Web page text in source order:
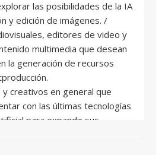
las posibilidades de la IA
y edición de imágenes. /
editores de video y
multimedia que desean
la generación de recursos
creativos en general que
con las últimas tecnologías
para expandir sus